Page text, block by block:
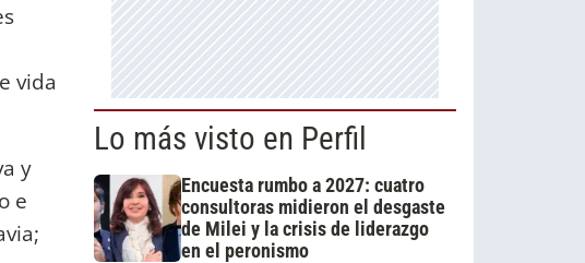
vida
y
e
Lo más visto en Perfil
Encuesta rumbo a 2027: cuatro
consultoras midieron el desgaste
de Milei y la crisis de liderazgo
en el peronismo